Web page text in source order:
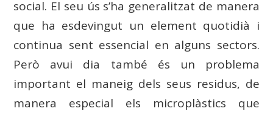
social. El seu ús s’ha generalitzat de manera
que ha esdevingut un element quotidià i
continua sent essencial en alguns sectors.
Però avui dia també és un problema
important el maneig dels seus residus, de
manera especial els microplàstics que